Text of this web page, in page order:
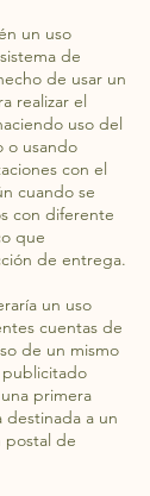
un uso
de
de usar un
realizar el
uso del
o usando
con el
cuando se
con diferente
que
de entrega.
un uso
cuentas de
de un mismo
primera
destinada a un
postal de